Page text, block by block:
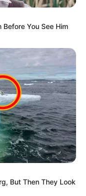
You See Him
But Then They Look